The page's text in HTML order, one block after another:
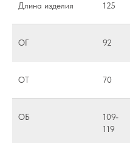
Длина изделия 125
ОГ 92
ОТ 70
ОБ
109-
119